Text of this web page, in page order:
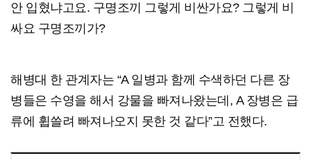
안 입혔냐고요. 구명조끼 그렇게 비싼가요? 그렇게 비
싸요 구명조끼가?
해병대 한 관계자는 “A 일병과 함께 수색하던 다른 장
병들은 수영을 해서 강물을 빠져나왔는데, A 장병은 급
류에 휩쓸려 빠져나오지 못한 것 같다”고 전했다.